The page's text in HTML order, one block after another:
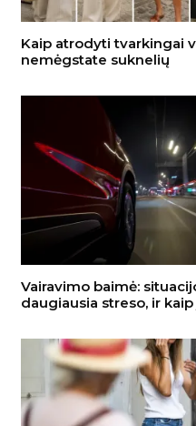
Kaip atrodyti tvarkingai
nemėgstate suknelių
Vairavimo baimė:
daugiausia streso, ir